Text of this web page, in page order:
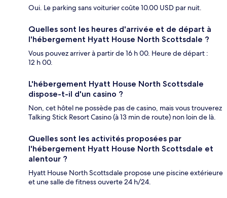
Oui. Le parking sans voiturier coûte 10.00 USD par nuit.
Quelles sont les heures d'arrivée et de départ à
l'hébergement Hyatt House North Scottsdale ?
Vous pouvez arriver à partir de 16 h 00. Heure de départ :
12 h 00.
L'hébergement Hyatt House North Scottsdale
dispose-t-il d'un casino ?
Non, cet hôtel ne possède pas de casino, mais vous trouverez
Talking Stick Resort Casino (à 13 min de route) non loin de là.
Quelles sont les activités proposées par
l'hébergement Hyatt House North Scottsdale et
alentour ?
Hyatt House North Scottsdale propose une piscine extérieure
et une salle de fitness ouverte 24 h/24.